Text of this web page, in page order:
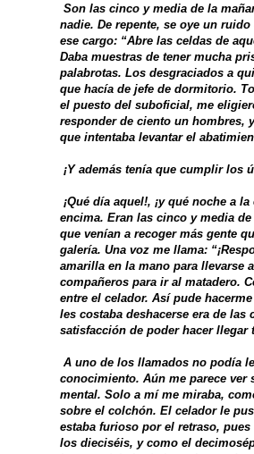
Son las cinco y media de la
nadie. De repente, se oye un
ese cargo: “Abre las celdas de
Daba muestras de tener mucha
palabrotas. Los desgraciados a
que hacía de jefe de dormitorio.
el puesto del suboficial, me
responder de ciento un hombres,
que intentaba levantar el
¡Y además tenía que cumplir los
¡Qué día aquel!, ¡y qué noche a
encima. Eran las cinco y media
que venían a recoger más gente
galería. Una voz me llama:
amarilla en la mano para llevarse
compañeros para ir al matadero.
entre el celador. Así pude
les costaba deshacerse era de
satisfacción de poder hacer
A uno de los llamados no podía
conocimiento. Aún me parece
mental. Solo a mí me miraba,
sobre el colchón. El celador le
estaba furioso por el retraso,
los dieciséis, y como el